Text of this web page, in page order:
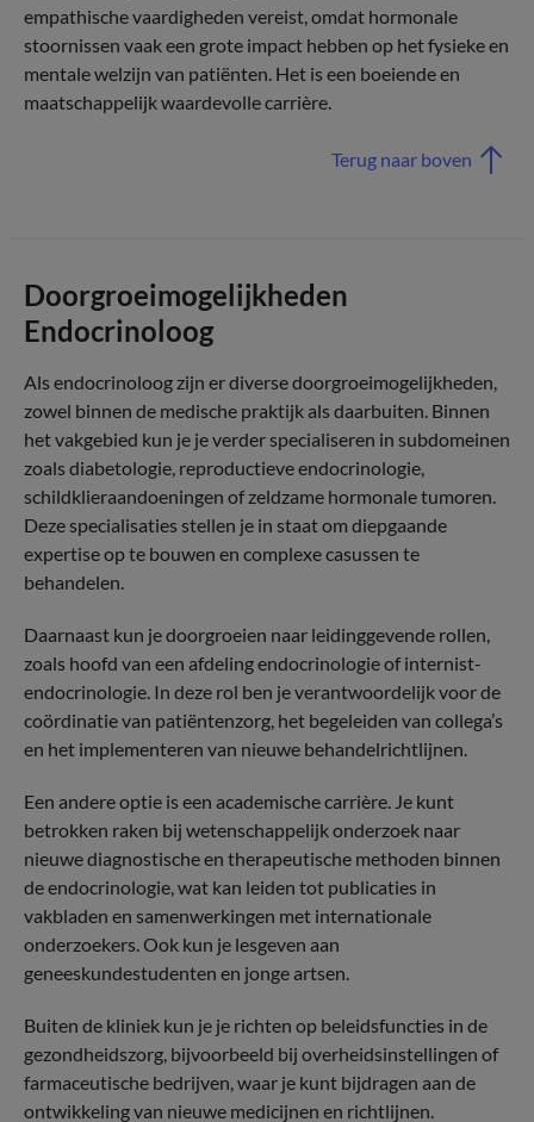
empathische vaardigheden vereist, omdat hormonale
stoornissen vaak een grote impact hebben op het fysieke en
mentale welzijn van patiënten. Het is een boeiende en
maatschappelijk waardevolle carrière.
Terug naar boven
Doorgroeimogelijkheden
Endocrinoloog
Als endocrinoloog zijn er diverse doorgroeimogelijkheden,
zowel binnen de medische praktijk als daarbuiten. Binnen
het vakgebied kun je je verder specialiseren in subdomeinen
zoals diabetologie, reproductieve endocrinologie,
schildklieraandoeningen of zeldzame hormonale tumoren.
Deze specialisaties stellen je in staat om diepgaande
expertise op te bouwen en complexe casussen te
behandelen.
Daarnaast kun je doorgroeien naar leidinggevende rollen,
zoals hoofd van een afdeling endocrinologie of internist-
endocrinologie. In deze rol ben je verantwoordelijk voor de
coördinatie van patiëntenzorg, het begeleiden van collega’s
en het implementeren van nieuwe behandelrichtlijnen.
Een andere optie is een academische carrière. Je kunt
betrokken raken bij wetenschappelijk onderzoek naar
nieuwe diagnostische en therapeutische methoden binnen
de endocrinologie, wat kan leiden tot publicaties in
vakbladen en samenwerkingen met internationale
onderzoekers. Ook kun je lesgeven aan
geneeskundestudenten en jonge artsen.
Buiten de kliniek kun je je richten op beleidsfuncties in de
gezondheidszorg, bijvoorbeeld bij overheidsinstellingen of
farmaceutische bedrijven, waar je kunt bijdragen aan de
ontwikkeling van nieuwe medicijnen en richtlijnen.